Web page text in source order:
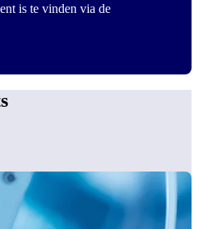
is te vinden via de